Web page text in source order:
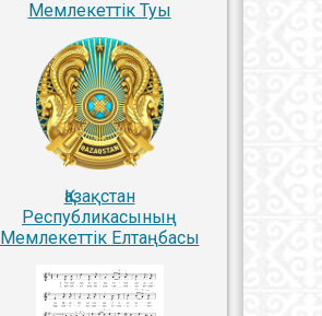
Мемлекеттiк Туы
Қазақстан
Республикасының
Мемлекеттiк Елтаңбасы